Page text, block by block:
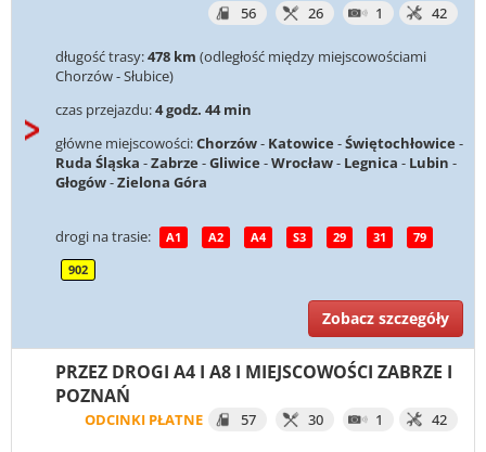
56
26 1 42
długość trasy:478 km (odległość między miejscowościami
Chorzów - Słubice)
czas przejazdu:4 godz. 44 min
główne miejscowości:Chorzów- Katowice -Świętochłowice -
Ruda Śląska -Zabrze -Gliwice -Wrocław- Legnica - Lubin -
Głogów-Zielona Góra
drogi na trasie: A1 A2 A4 S3 29 31 79
902
Zobacz szczegóły
PRZEZ DROGI A4 I A8 I MIEJSCOWOŚCI ZABRZE I
POZNAŃ
ODCINKI PŁATNE 57 30 1 42